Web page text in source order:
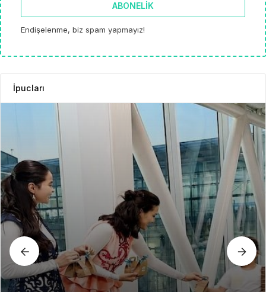
ABONELIK
Endişelenme, biz spam yapmayız!
İpucları